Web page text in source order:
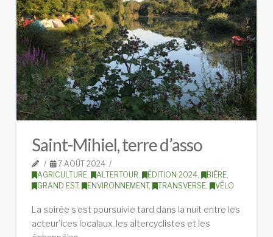
Saint-Mihiel, terre d’asso
7 AOÛT 2024
AGRICULTURE, ALTERTOUR, ÉDITION 2024, BIÈRE,
GRAND EST, ENVIRONNEMENT, TRANSVERSE, VÉLO
La soirée s’est poursuivie tard dans la nuit entre les
acteur’ices localaux, les altercyclistes et les